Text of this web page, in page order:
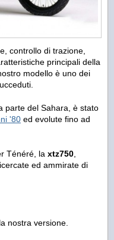
controllo di trazione,
principali della
modello è uno dei
parte del Sahara, è stato
'80 ed evolute fino ad
Ténéré, la xtz750,
ed ammirate di
nostra versione.